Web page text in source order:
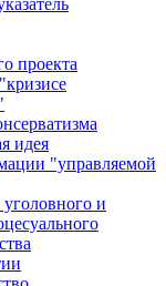
проекта
идея
"управляемой
и